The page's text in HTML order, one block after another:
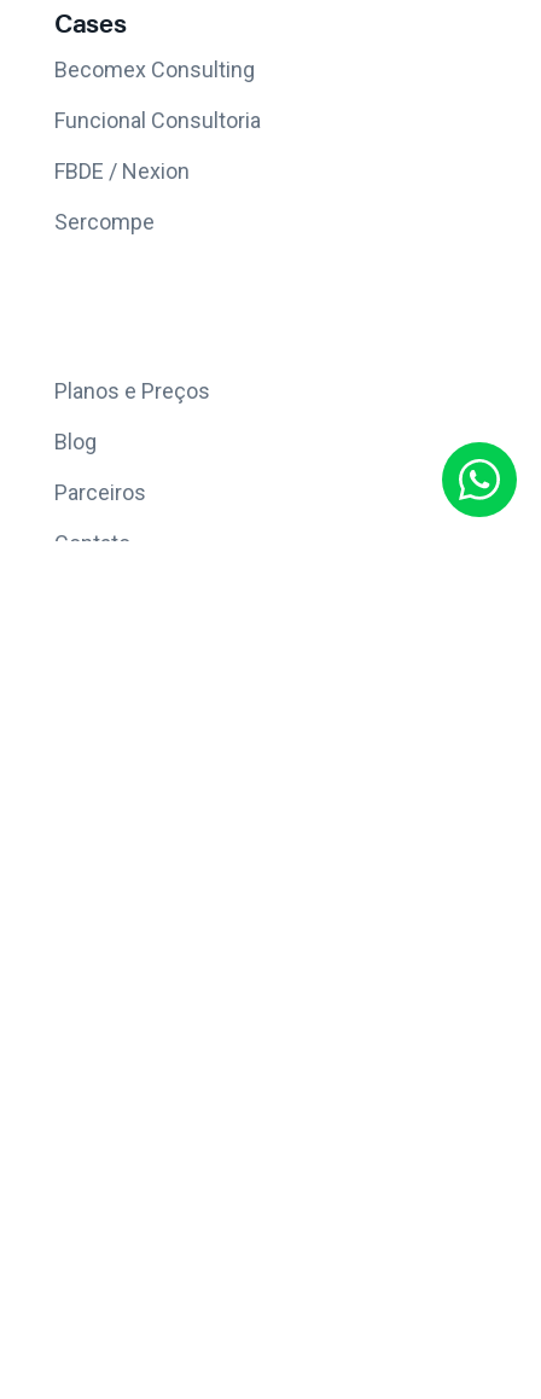
Cases
Becomex Consulting
Funcional Consultoria
FBDE / Nexion
Sercompe
Planos e Preços
Blog
Parceiros
Contato